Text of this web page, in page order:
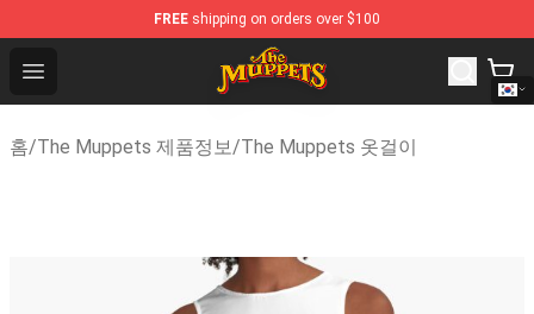
FREE shipping on orders over $100
Open menu
The Muppets Store - Official The Muppets Merchandise
홈/The Muppets 제품정보/The Muppets 옷걸이